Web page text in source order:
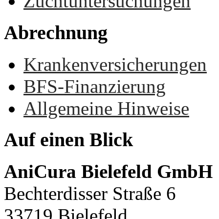
Abrechnung
Krankenversicherungen
BFS-Finanzierung
Allgemeine Hinweise
Auf einen Blick
AniCura Bielefeld GmbH
Bechterdisser Straße 6